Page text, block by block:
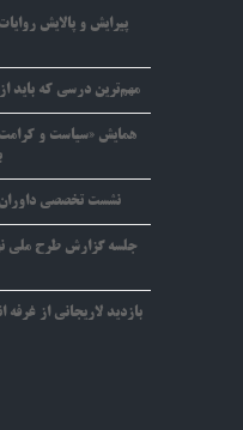
پیرایش و پالایش
مهم‌ترین درسی که باید
همایش «سیاست و
نشست تخصصی داوران
جلسه گزارش طرح ملی
بازدید لاریجانی از